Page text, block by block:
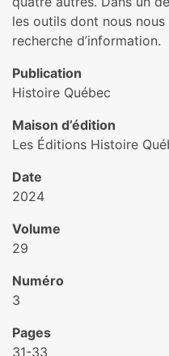
les outils dont nous
recherche d’information.
Publication
Histoire Québec
Maison d’édition
Les Éditions Histoire
Date
2024
Volume
29
Numéro
3
Pages
31-33